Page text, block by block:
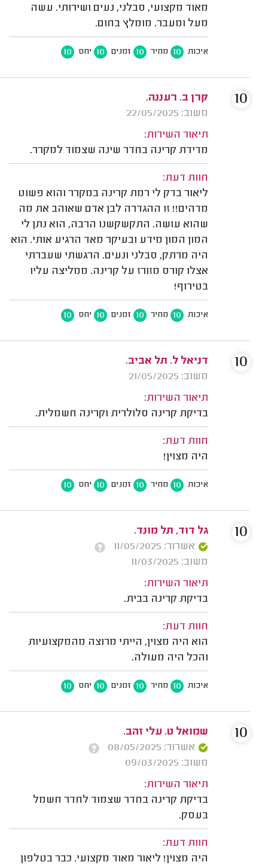
מאוד מקצועי, סבלני, נעים ושירותי. עשה
מעל ומעבר. מומלץ בחום.
איכות 10 מחיר 10 זמנים 10 יחס 10
קרן ב. רעננה.
משוב: 22/05/2025
תיאור השירות:
מדידת קרינה בחדר שינה שצמוד למקרר.
חוות דעת:
ליאור בדק לי רמת קרינה במקרר והוא פשוט
מדהים!! זו ההגדרה לבן אדם שאוהב את מה
שהוא עושה. התקשקשנו הרבה, הוא נתן לי
המון המון מידע ובעיקר מאד הרגיע אותי. הוא
היה מרתק, סבלני ונעים. הרגשתי שעברתי
אצלו קורס מזורז על קרינה. ממליצה עליו
בטירוף!
איכות 10 מחיר 10 זמנים 10 יחס 10
10
דניאל ל. תל אביב.
משוב: 21/05/2025
תיאור השירות:
בדיקת קרינה סלולרית וקרינה חשמלית.
חוות דעת:
היה מצוין!
איכות 10 מחיר 10 זמנים 10 יחס 10
10
גל דוד, תל מונד.
אשרור: 11/05/2025
משוב: 11/03/2025
תיאור השירות:
בדיקת קרינה בבית.
חוות דעת:
הוא היה מצוין, הייתי מרוצה מהמקצועיות
והכל היה מעולה.
איכות 10 מחיר 10 זמנים 10 יחס 10
10
שמואל ט. עלי זהב.
אשרור: 08/05/2025
משוב: 09/03/2025
תיאור השירות:
בדיקת קרינה בחדר שצמוד לחדר חשמל
בעסק.
חוות דעת:
היה מצוין! ליאור מאוד מקצועי. כבר בטלפון
10